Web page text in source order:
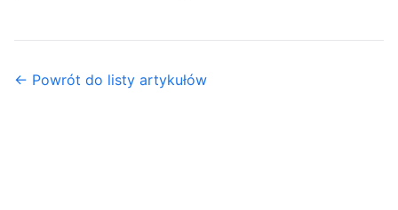
← Powrót do listy artykułów